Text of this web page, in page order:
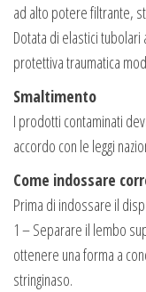
ad alto potere filtrante,
Dotata di elastici
protettiva traumatica
Smaltimento
I prodotti contaminati
accordo con le leggi
Come indossare
Prima di indossare il
1 – Separare il lembo
ottenere una forma a
stringinaso.